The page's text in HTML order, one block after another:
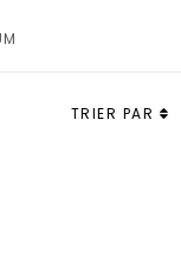
TRIER PAR